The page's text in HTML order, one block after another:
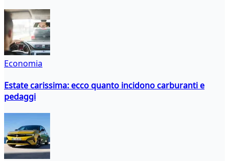
Economia
Estate carissima: ecco quanto incidono carburanti e
pedaggi